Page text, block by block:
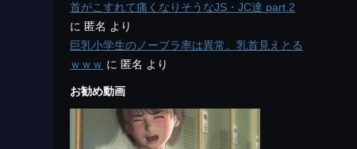
首がこすれて痛くなりそうなJS・JC達 part.2
に 匿名 より
巨乳小学生のノーブラ率は異常。乳首見えとる
ｗｗｗ に 匿名 より
お勧め動画